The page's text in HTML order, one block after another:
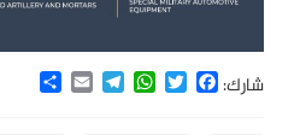
شارك: Facebook
Twitter
WhatsApp
Telegram
Email
Share